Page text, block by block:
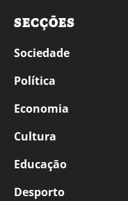
SECÇÕES
Sociedade
Política
Economia
Cultura
Educação
Desporto